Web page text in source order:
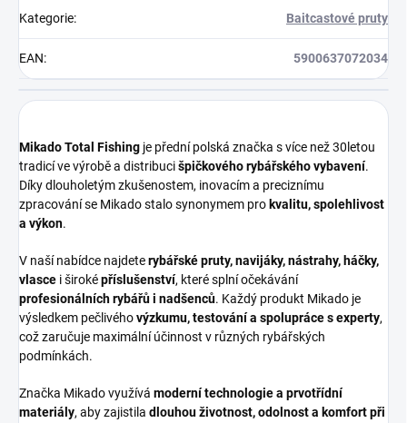
Kategorie: Baitcastové pruty
EAN: 5900637072034
Mikado Total Fishing je přední polská značka s více než 30letou
tradicí ve výrobě a distribucišpičkového rybářského vybavení.
Díky dlouholetým zkušenostem, inovacím a preciznímu
zpracování se Mikado stalo synonymem pro kvalitu, spolehlivost
a výkon.
V naší nabídce najdeterybářské pruty, navijáky, nástrahy, háčky,
vlasce i široképříslušenství, které splní očekávání
profesionálních rybářů i nadšenců. Každý produkt Mikado je
výsledkem pečlivéhovýzkumu, testování a spolupráce s experty,
což zaručuje maximální účinnost v různých rybářských
podmínkách.
Značka Mikado využívá moderní technologie a prvotřídní
materiály, aby zajistila dlouhou životnost, odolnost a komfort při